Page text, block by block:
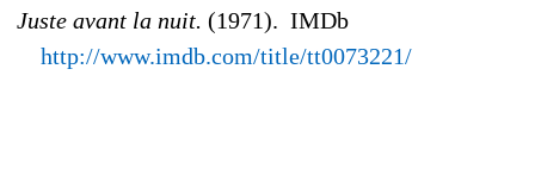
Juste avant la nuit. (1971). IMDb
http://www.imdb.com/title/tt0073221/